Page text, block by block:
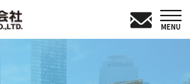
MENU